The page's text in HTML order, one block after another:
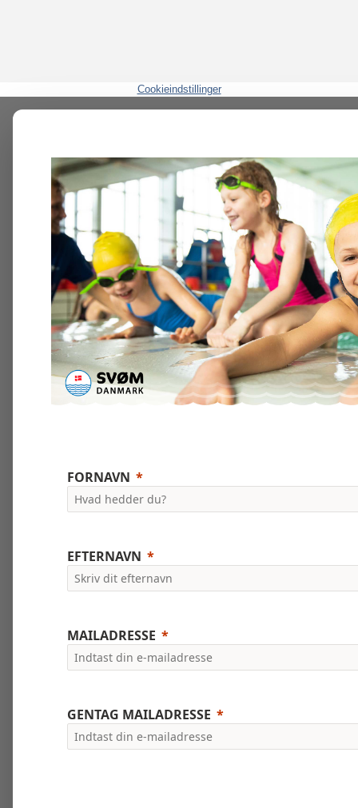
Cookieindstillinger
FORNAVN
EFTERNAVN
MAILADRESSE
GENTAG MAILADRESSE